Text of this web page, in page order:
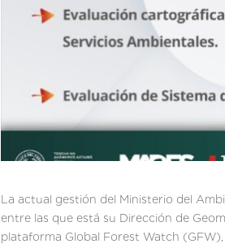
La actual gestión del Ministerio del
entre las que está su Dirección de
plataforma Global Forest Watch